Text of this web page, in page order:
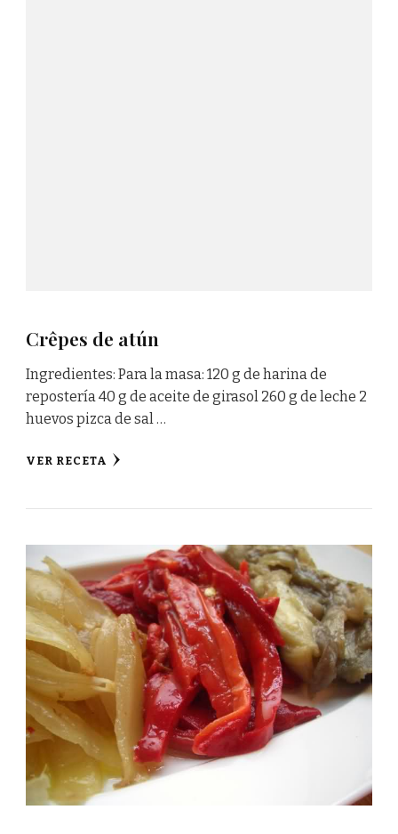
Crêpes de atún
Ingredientes: Para la masa: 120 g de harina de
repostería 40 g de aceite de girasol 260 g de leche 2
huevos pizca de sal …
VER RECETA